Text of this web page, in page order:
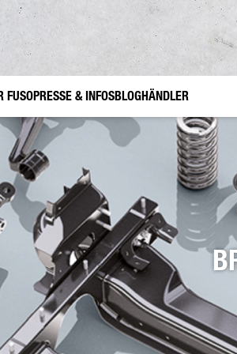
Garten- und Landschaftsbau
Canter TFI
FUSOPRESSE & INFOSBLOGHÄNDLER